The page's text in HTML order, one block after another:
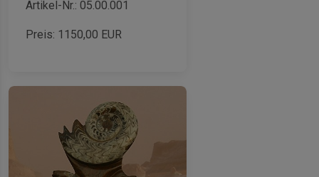
Artikel-Nr.: 05.00.001
Preis: 1150,00 EUR